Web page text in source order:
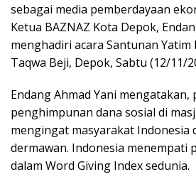
sebagai media pemberdayaan
Ketua BAZNAZ Kota Depok,
menghadiri acara Santunan
Taqwa Beji, Depok, Sabtu (12/11/
Endang Ahmad Yani mengatakan,
penghimpunan dana sosial di
mengingat masyarakat Indonesia
dermawan. Indonesia menempati
dalam Word Giving Index sedunia.